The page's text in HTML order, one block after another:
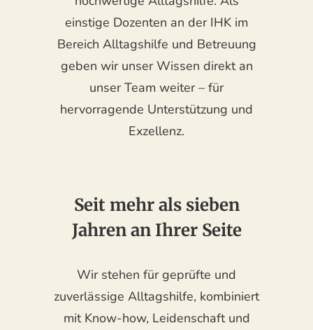
einstige Dozenten an der IHK im
Bereich Alltagshilfe und Betreuung
geben wir unser Wissen direkt an
unser Team weiter – für
hervorragende Unterstützung und
Exzellenz.
Seit mehr als sieben
Jahren an Ihrer Seite
Wir stehen für geprüfte und
zuverlässige Alltagshilfe, kombiniert
mit Know-how, Leidenschaft und